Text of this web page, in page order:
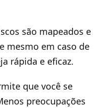
são mapeados e
mesmo em caso de
rápida e eficaz.
que você se
preocupações